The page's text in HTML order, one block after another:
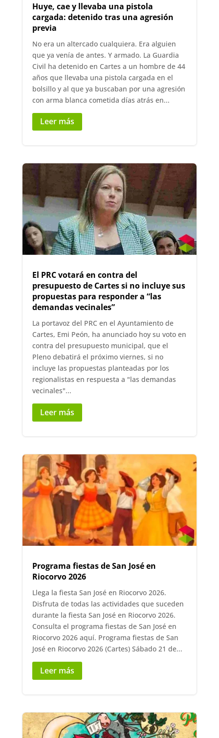
Huye, cae y llevaba una pistola
cargada: detenido tras una agresión
previa
No era un altercado cualquiera. Era alguien
que ya venía de antes. Y armado. La Guardia
Civil ha detenido en Cartes a un hombre de 44
años que llevaba una pistola cargada en el
bolsillo y al que ya buscaban por una agresión
con arma blanca cometida días atrás en...
Leer más
El PRC votará en contra del
presupuesto de Cartes si no incluye sus
propuestas para responder a “las
demandas vecinales”
La portavoz del PRC en el Ayuntamiento de
Cartes, Emi Peón, ha anunciado hoy su voto en
contra del presupuesto municipal, que el
Pleno debatirá el próximo viernes, si no
incluye las propuestas planteadas por los
regionalistas en respuesta a "las demandas
vecinales"...
Leer más
Programa fiestas de San José en
Riocorvo 2026
Llega la fiesta San José en Riocorvo 2026.
Disfruta de todas las actividades que suceden
durante la fiesta San José en Riocorvo 2026.
Consulta el programa fiestas de San José en
Riocorvo 2026 aquí. Programa fiestas de San
José en Riocorvo 2026 (Cartes) Sábado 21 de...
Leer más